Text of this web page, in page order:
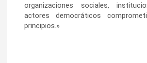
organizaciones sociales,
actores democráticos
principios.»